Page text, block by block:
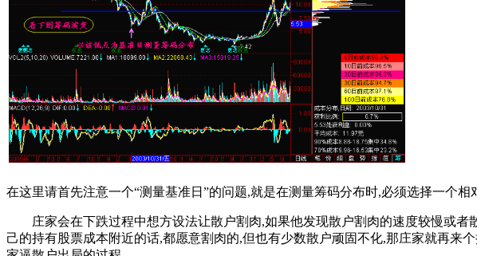
在这里请首先注意一个“测量基准日”的问题,就是在测量筹码分布时,必须选择一个
庄家会在下跌过程中想方设法让散户割肉,如果他发现散户割肉的速度较慢或者
己的持有股票成本附近的话,都愿意割肉的,但也有少数散户顽固不化,那庄家就再来